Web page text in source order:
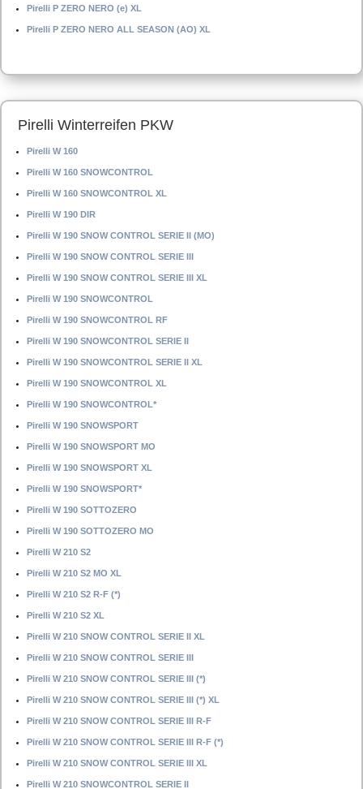
Pirelli P ZERO NERO (e) XL
Pirelli P ZERO NERO ALL SEASON (AO) XL
Pirelli Winterreifen PKW
Pirelli W 160
Pirelli W 160 SNOWCONTROL
Pirelli W 160 SNOWCONTROL XL
Pirelli W 190 DIR
Pirelli W 190 SNOW CONTROL SERIE II (MO)
Pirelli W 190 SNOW CONTROL SERIE III
Pirelli W 190 SNOW CONTROL SERIE III XL
Pirelli W 190 SNOWCONTROL
Pirelli W 190 SNOWCONTROL RF
Pirelli W 190 SNOWCONTROL SERIE II
Pirelli W 190 SNOWCONTROL SERIE II XL
Pirelli W 190 SNOWCONTROL XL
Pirelli W 190 SNOWCONTROL*
Pirelli W 190 SNOWSPORT
Pirelli W 190 SNOWSPORT MO
Pirelli W 190 SNOWSPORT XL
Pirelli W 190 SNOWSPORT*
Pirelli W 190 SOTTOZERO
Pirelli W 190 SOTTOZERO MO
Pirelli W 210 S2
Pirelli W 210 S2 MO XL
Pirelli W 210 S2 R-F (*)
Pirelli W 210 S2 XL
Pirelli W 210 SNOW CONTROL SERIE II XL
Pirelli W 210 SNOW CONTROL SERIE III
Pirelli W 210 SNOW CONTROL SERIE III (*)
Pirelli W 210 SNOW CONTROL SERIE III (*) XL
Pirelli W 210 SNOW CONTROL SERIE III R-F
Pirelli W 210 SNOW CONTROL SERIE III R-F (*)
Pirelli W 210 SNOW CONTROL SERIE III XL
Pirelli W 210 SNOWCONTROL SERIE II